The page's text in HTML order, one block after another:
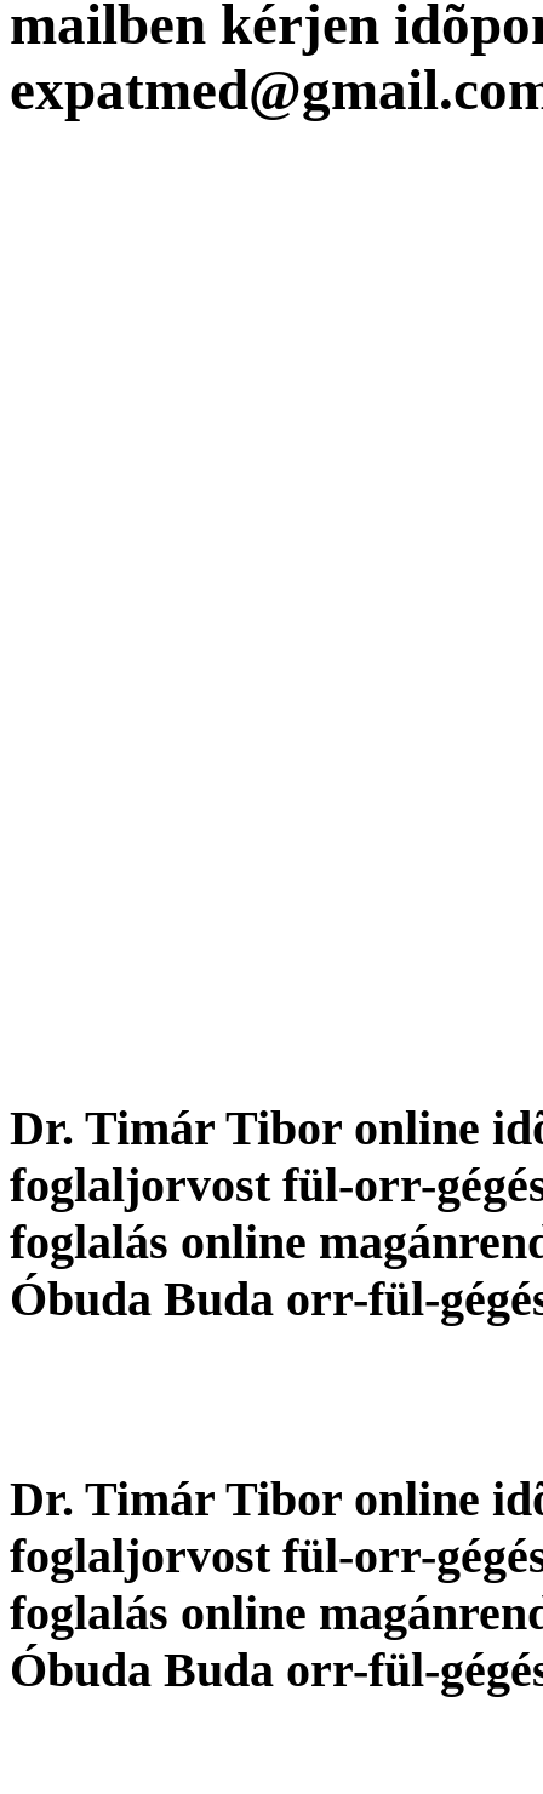
mailben kérjen
Dr. Timár Tibor online
foglaljorvost fül-orr-
foglalás online
Óbuda Buda orr-fül-
Dr. Timár Tibor online
foglaljorvost fül-orr-
foglalás online
Óbuda Buda orr-fül-